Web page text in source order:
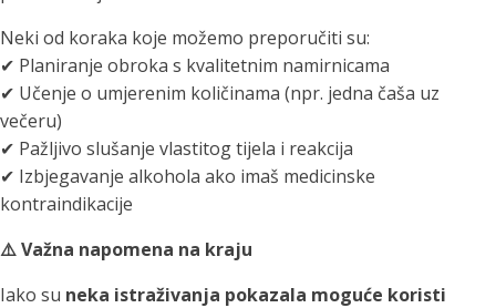
Neki od koraka koje možemo preporučiti su:
✔ Planiranje obroka s kvalitetnim namirnicama
✔ Učenje o umjerenim količinama (npr. jedna čaša uz
večeru)
✔ Pažljivo slušanje vlastitog tijela i reakcija
✔ Izbjegavanje alkohola ako imaš medicinske
kontraindikacije
⚠️ Važna napomena na kraju
Iako su neka istraživanja pokazala moguće koristi